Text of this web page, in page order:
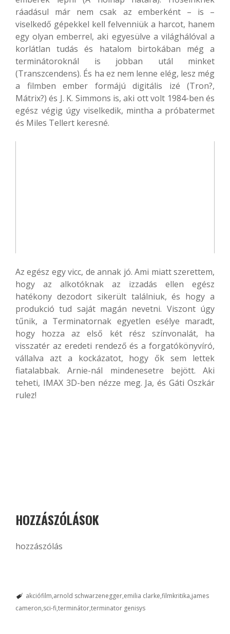
ráadásul már nem csak az emberként – is –
viselkedő gépekkel kell felvenniük a harcot, hanem
egy olyan emberrel, aki egyesülve a világhálóval a
korlátlan tudás és hatalom birtokában még a
terminátoroknál is jobban utál minket
(Transzcendens). És ha ez nem lenne elég, lesz még
a filmben ember formájú digitális izé (Tron?,
Mátrix?) és J. K. Simmons is, aki ott volt 1984-ben és
egész végig úgy viselkedik, mintha a próbatermet
és Miles Tellert keresné.
Az egész egy vicc, de annak jó. Ami miatt szerettem,
hogy az alkotóknak az izzadás ellen egész
hatékony dezodort sikerült találniuk, és hogy a
produkció tud saját magán nevetni. Viszont úgy
tűnik, a Terminatornak egyetlen esélye maradt,
hogy hozza az első két rész színvonalát, ha
visszatér az eredeti rendező és a forgatókönyvíró,
vállalva azt a kockázatot, hogy ők sem lettek
fiatalabbak. Arnie-nál mindenesetre bejött. Aki
teheti, IMAX 3D-ben nézze meg. Ja, és Gáti Oszkár
rulez!
HOZZÁSZÓLÁSOK
hozzászólás
akciófilm arnold schwarzenegger emilia clarke filmkritika james
cameron sci-fi terminátorterminator genisys